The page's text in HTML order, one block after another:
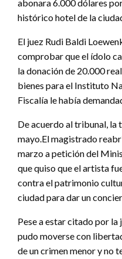
abonara 6.000 dólares
histórico hotel de la
El juez Rudi Baldi
comprobar que el ídolo
la donación de 20.000
bienes para el Instituto
Fiscalía le había
De acuerdo al tribunal, la
mayo.El magistrado
marzo a petición del
que quiso que el artista
contra el patrimonio
ciudad para dar un
Pese a estar citado por la
pudo moverse con
de un crimen menor y no